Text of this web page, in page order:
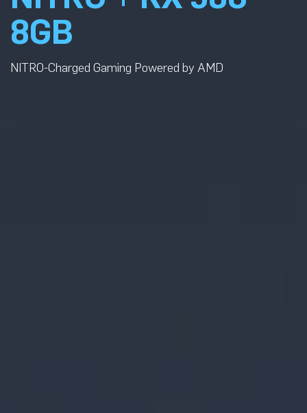
8GB
NITRO-Charged Gaming Powered by AMD